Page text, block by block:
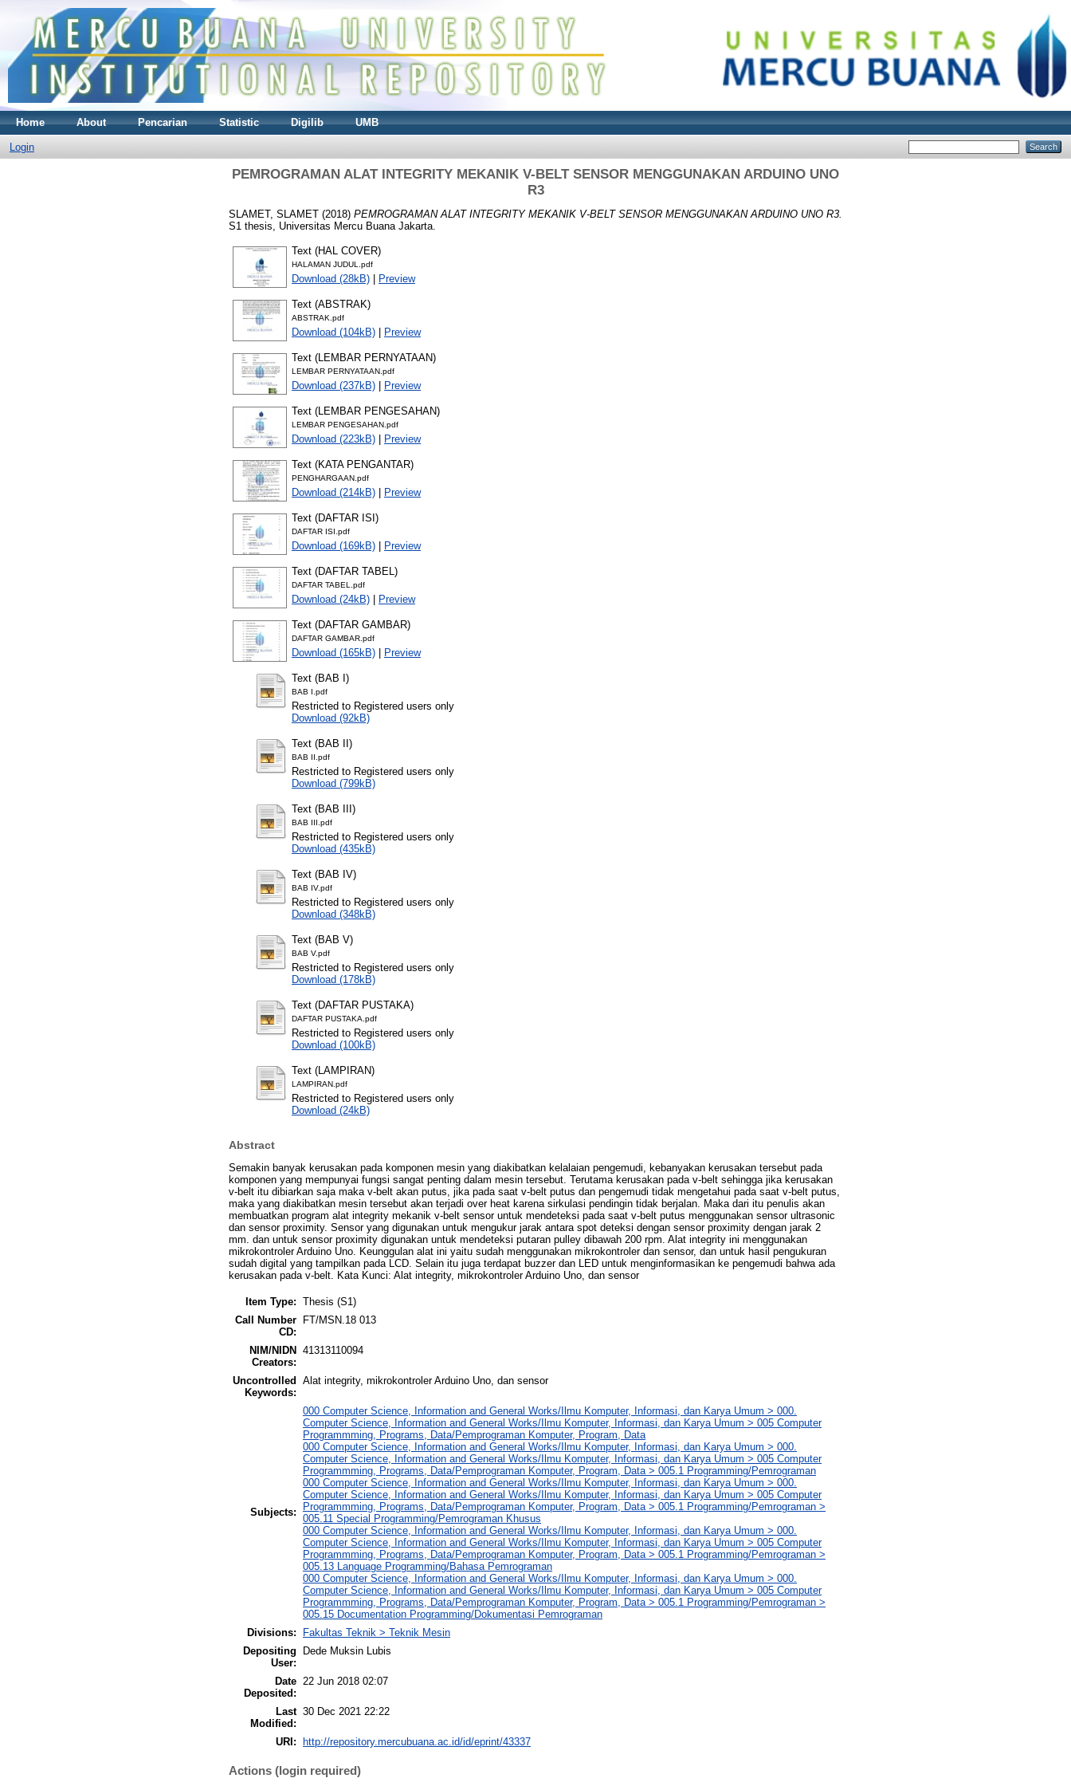
Home About Pencarian Statistic Digilib UMB
Login
PEMROGRAMAN ALAT INTEGRITY MEKANIK V-BELT SENSOR MENGGUNAKAN ARDUINO UNO
R3
SLAMET, SLAMET (2018) PEMROGRAMAN ALAT INTEGRITY MEKANIK V-BELT SENSOR MENGGUNAKAN ARDUINO UNO R3.
S1 thesis, Universitas Mercu Buana Jakarta.
Text (HAL COVER)
HALAMAN JUDUL.pdf
Download (28kB) Preview
Text (ABSTRAK)
ABSTRAK.pdf
Download (104kB) Preview
Text (LEMBAR PERNYATAAN)
LEMBAR PERNYATAAN.pdf
Download (237kB) Preview
Text (LEMBAR PENGESAHAN)
LEMBAR PENGESAHAN.pdf
Download (223kB) Preview
Text (KATA PENGANTAR)
PENGHARGAAN.pdf
Download (214kB) Preview
Text (DAFTAR ISI)
DAFTAR ISI.pdf
Download (169kB) Preview
Text (DAFTAR TABEL)
DAFTAR TABEL.pdf
Download (24kB) Preview
Text (DAFTAR GAMBAR)
DAFTAR GAMBAR.pdf
Download (165kB) Preview
Text (BAB I)
BAB I.pdf
Restricted to Registered users only
Download (92kB)
Text (BAB II)
BAB II.pdf
Restricted to Registered users only
Download (799kB)
Text (BAB III)
BAB III.pdf
Restricted to Registered users only
Download (435kB)
Text (BAB IV)
BAB IV.pdf
Restricted to Registered users only
Download (348kB)
Text (BAB V)
BAB V.pdf
Restricted to Registered users only
Download (178kB)
Text (DAFTAR PUSTAKA)
DAFTAR PUSTAKA.pdf
Restricted to Registered users only
Download (100kB)
Text (LAMPIRAN)
LAMPIRAN.pdf
Restricted to Registered users only
Download (24kB)
Abstract
Semakin banyak kerusakan pada komponen mesin yang diakibatkan kelalaian pengemudi, kebanyakan kerusakan tersebut pada
komponen yang mempunyai fungsi sangat penting dalam mesin tersebut. Terutama kerusakan pada v-belt sehingga jika kerusakan
v-belt itu dibiarkan saja maka v-belt akan putus, jika pada saat v-belt putus dan pengemudi tidak mengetahui pada saat v-belt putus,
maka yang diakibatkan mesin tersebut akan terjadi over heat karena sirkulasi pendingin tidak berjalan. Maka dari itu penulis akan
membuatkan program alat integrity mekanik v-belt sensor untuk mendeteksi pada saat v-belt putus menggunakan sensor ultrasonic
dan sensor proximity. Sensor yang digunakan untuk mengukur jarak antara spot deteksi dengan sensor proximity dengan jarak 2
mm. dan untuk sensor proximity digunakan untuk mendeteksi putaran pulley dibawah 200 rpm. Alat integrity ini menggunakan
mikrokontroler Arduino Uno. Keunggulan alat ini yaitu sudah menggunakan mikrokontroler dan sensor, dan untuk hasil pengukuran
sudah digital yang tampilkan pada LCD. Selain itu juga terdapat buzzer dan LED untuk menginformasikan ke pengemudi bahwa ada
kerusakan pada v-belt. Kata Kunci: Alat integrity, mikrokontroler Arduino Uno, dan sensor
Item Type: Thesis (S1)
Call Number
CD:
FT/MSN.18 013
NIM/NIDN
Creators:
41313110094
Uncontrolled
Keywords:
Alat integrity, mikrokontroler Arduino Uno, dan sensor
Subjects:
000 Computer Science, Information and General Works/Ilmu Komputer, Informasi, dan Karya Umum > 000.
Computer Science, Information and General Works/Ilmu Komputer, Informasi, dan Karya Umum > 005 Computer
Programmming, Programs, Data/Pemprograman Komputer, Program, Data
000 Computer Science, Information and General Works/Ilmu Komputer, Informasi, dan Karya Umum > 000.
Computer Science, Information and General Works/Ilmu Komputer, Informasi, dan Karya Umum > 005 Computer
Programmming, Programs, Data/Pemprograman Komputer, Program, Data > 005.1 Programming/Pemrograman
000 Computer Science, Information and General Works/Ilmu Komputer, Informasi, dan Karya Umum > 000.
Computer Science, Information and General Works/Ilmu Komputer, Informasi, dan Karya Umum > 005 Computer
Programmming, Programs, Data/Pemprograman Komputer, Program, Data > 005.1 Programming/Pemrograman >
005.11 Special Programming/Pemrograman Khusus
000 Computer Science, Information and General Works/Ilmu Komputer, Informasi, dan Karya Umum > 000.
Computer Science, Information and General Works/Ilmu Komputer, Informasi, dan Karya Umum > 005 Computer
Programmming, Programs, Data/Pemprograman Komputer, Program, Data > 005.1 Programming/Pemrograman >
005.13 Language Programming/Bahasa Pemrograman
000 Computer Science, Information and General Works/Ilmu Komputer, Informasi, dan Karya Umum > 000.
Computer Science, Information and General Works/Ilmu Komputer, Informasi, dan Karya Umum > 005 Computer
Programmming, Programs, Data/Pemprograman Komputer, Program, Data > 005.1 Programming/Pemrograman >
005.15 Documentation Programming/Dokumentasi Pemrograman
Divisions:
Fakultas Teknik > Teknik Mesin
Depositing
User:
Dede Muksin Lubis
Date
Deposited:
22 Jun 2018 02:07
Last
Modified:
30 Dec 2021 22:22
URI: http://repository.mercubuana.ac.id/id/eprint/43337
Actions (login required)